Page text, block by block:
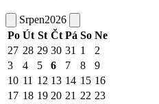
Srpen2026
Po Út St Čt Pá So Ne
27 28 29 30 31 1
2
3
4 5 6 7 8
9
10 11 12 13 14 15 16
17 18 19 20 21 22 23